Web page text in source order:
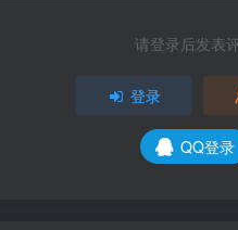
请登录后发表
登录
QQ登录